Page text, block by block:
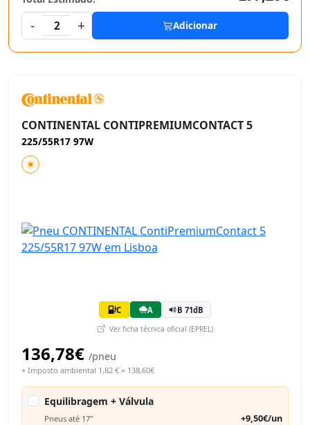
-
2 + Adicionar
CONTINENTAL CONTIPREMIUMCONTACT 5
225/55R17 97W
C A B 71dB
Ver ficha técnica oficial (EPREL)
136,78€ /pneu
+ Imposto ambiental 1,82 € = 138,60€
Equilibragem + Válvula
Pneus até 17" +9,50€/un